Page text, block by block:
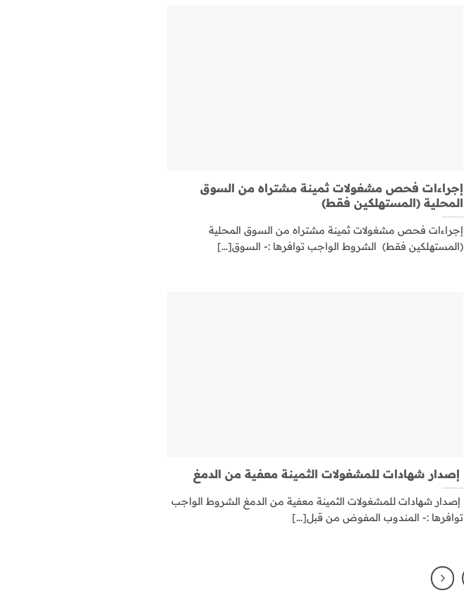
إجراءات فحص مشغولات ثمينة مشتراه من السوق
المحلية (المستهلكين فقط)
إجراءات فحص مشغولات ثمينة مشتراه من السوق المحلية
(المستهلكين فقط) الشروط الواجب توافرها :- السوق[...]
إصدار شهادات للمشغولات الثمينة معفية من الدمغ
إصدار شهادات للمشغولات الثمينة معفية من الدمغ الشروط الواجب
توافرها :- المندوب المفوض من قبل[...]